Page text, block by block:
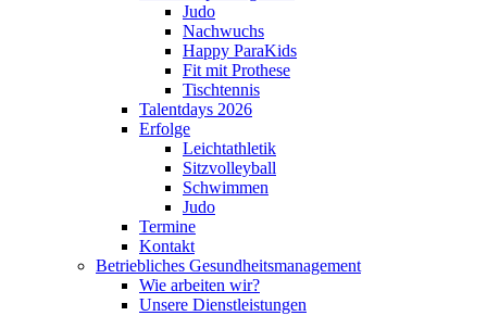
Judo
Nachwuchs
Happy ParaKids
Fit mit Prothese
Tischtennis
Talentdays 2026
Erfolge
Leichtathletik
Sitzvolleyball
Schwimmen
Judo
Termine
Kontakt
Betriebliches Gesundheits­management
Wie arbeiten wir?
Unsere Dienstleistungen